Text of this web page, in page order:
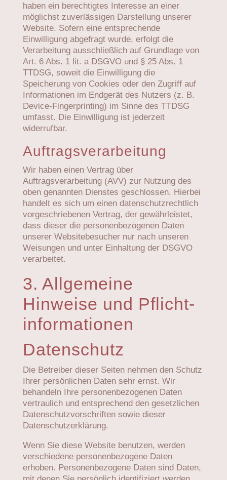
haben ein berechtigtes Interesse an einer
möglichst zuverlässigen Darstellung unserer
Website. Sofern eine entsprechende
Einwilligung abgefragt wurde, erfolgt die
Verarbeitung ausschließlich auf Grundlage von
Art. 6 Abs. 1 lit. a DSGVO und § 25 Abs. 1
TTDSG, soweit die Einwilligung die
Speicherung von Cookies oder den Zugriff auf
Informationen im Endgerät des Nutzers (z. B.
Device-Fingerprinting) im Sinne des TTDSG
umfasst. Die Einwilligung ist jederzeit
widerrufbar.
Auftragsverarbeitung
Wir haben einen Vertrag über
Auftragsverarbeitung (AVV) zur Nutzung des
oben genannten Dienstes geschlossen. Hierbei
handelt es sich um einen datenschutzrechtlich
vorgeschriebenen Vertrag, der gewährleistet,
dass dieser die personenbezogenen Daten
unserer Websitebesucher nur nach unseren
Weisungen und unter Einhaltung der DSGVO
verarbeitet.
3. Allgemeine
Hinweise und Pflicht­
informationen
Datenschutz
Die Betreiber dieser Seiten nehmen den Schutz
Ihrer persönlichen Daten sehr ernst. Wir
behandeln Ihre personenbezogenen Daten
vertraulich und entsprechend den gesetzlichen
Datenschutzvorschriften sowie dieser
Datenschutzerklärung.
Wenn Sie diese Website benutzen, werden
verschiedene personenbezogene Daten
erhoben. Personenbezogene Daten sind Daten,